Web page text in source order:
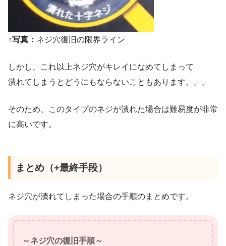
↑写真： ネジ穴復旧の限界ライン
しかし、これ以上ネジ穴がキレイになめてしまって
潰れてしまうとどうにもならないこともあります。。。
そのため、このタイプのネジが潰れた場合は難易度が非常
に高いです。
まとめ（+最終手段）
ネジ穴が潰れてしまった場合の手順のまとめです。
～ネジ穴の復旧手順～